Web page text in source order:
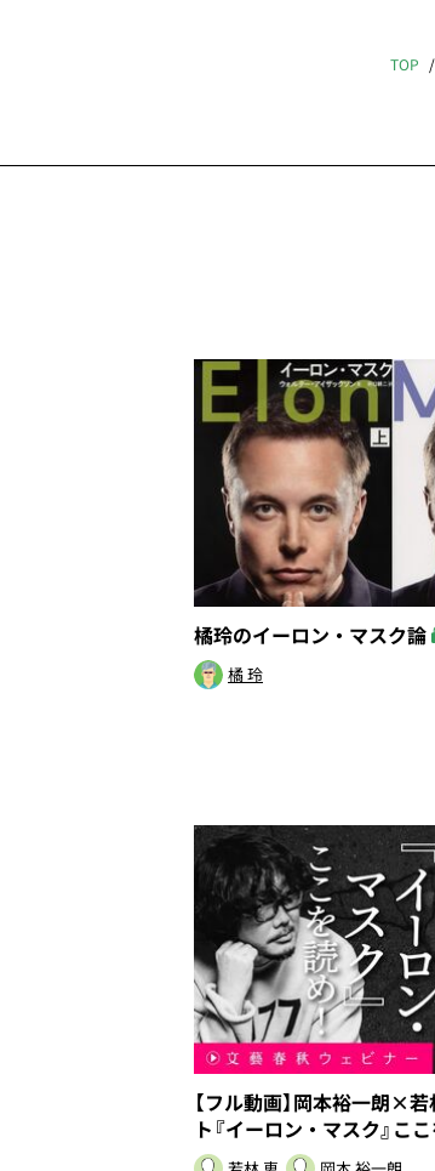
TOP
橘玲のイーロン・マスク論
橘 玲
【フル動画】岡本裕一朗×
ト『イーロン・マスク』こ